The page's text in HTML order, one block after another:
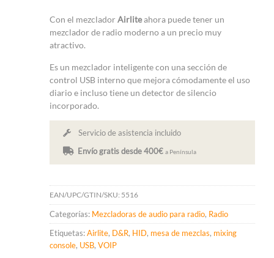
Con el mezcladorAirliteahora puede tener un
mezclador de radio moderno a un precio muy
atractivo.
Es un mezclador inteligente con una sección de
control USB interno que mejora cómodamente el uso
diario e incluso tiene un detector de silencio
incorporado.
Servicio de asistencia incluido
Envío gratis desde 400€a Península
EAN/UPC/GTIN/SKU: 5516
Categorías: Mezcladoras de audio para radio, Radio
Etiquetas:Airlite, D&R, HID, mesa de mezclas, mixing
console, USB,VOIP